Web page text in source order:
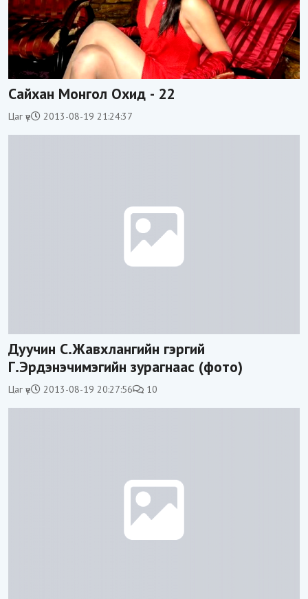
Сайхан Монгол Охид - 22
Цаг үе 2013-08-19 21:24:37
Дуучин С.Жавхлангийн гэргий
Г.Эрдэнэчимэгийн зурагнаас (фото)
Цаг үе 2013-08-19 20:27:56 10